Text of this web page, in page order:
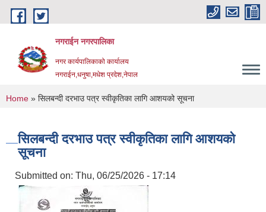
Skip to main content
नगराईन नगरपालिका
नगर कार्यपालिकाको कार्यालय
नगराईन,धनुषा,मधेश प्रदेश,नेपाल
You are here
Home » सिलबन्दी दरभाउ पत्र स्वीकृतिका लागि आशयको सूचना
सिलबन्दी दरभाउ पत्र स्वीकृतिका लागि आशयको
सूचना
Submitted on: Thu, 06/25/2026 - 17:14